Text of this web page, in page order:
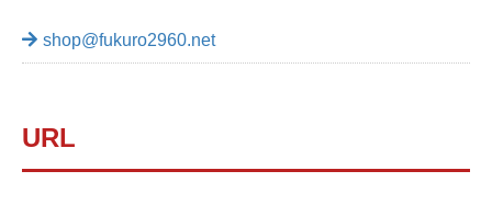
shop@fukuro2960.net
URL